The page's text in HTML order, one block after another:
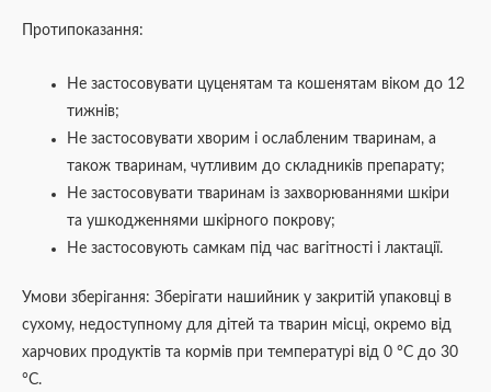
Протипоказання:
Не застосовувати цуценятам та кошенятам віком до 12
тижнів;
Не застосовувати хворим і ослабленим тваринам, а
також тваринам, чутливим до складників препарату;
Не застосовувати тваринам із захворюваннями шкіри
та ушкодженнями шкірного покрову;
Не застосовують самкам під час вагітності і лактації.
Умови зберігання: Зберігати нашийник у закритій упаковці в
сухому, недоступному для дітей та тварин місці, окремо від
харчових продуктів та кормів при температурі від 0 °С до 30
°С.